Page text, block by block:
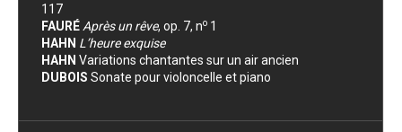
117
FAURÉ Après un rêve, op. 7, no 1
HAHN L’heure exquise
HAHN Variations chantantes sur un air ancien
DUBOIS Sonate pour violoncelle et piano